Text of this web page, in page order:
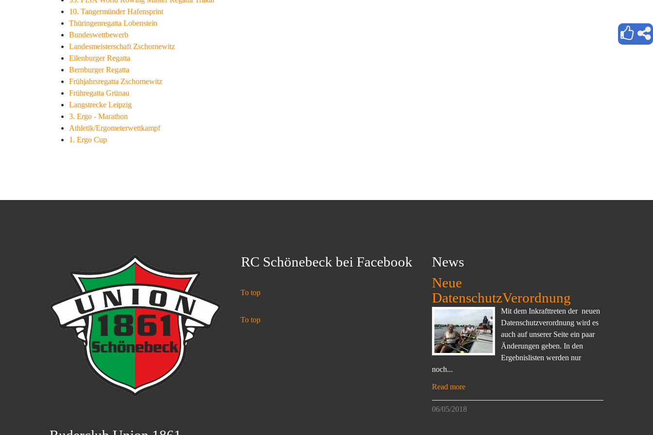
10. Tangermünder Hafensprint
Thüringenregatta Lobenstein
Bundeswettbewerb
Landesmeisterschaft Zschornewitz
Eilenburger Regatta
Bernburger Regatta
Frühjahrsregatta Zschornewitz
Frühregatta Grünau
Langstrecke Leipzig
3. Ergo - Marathon
Athletik/Ergometerwettkampf
1. Ergo Cup
RC Schönebeck bei Facebook
To top
To top
News
Neue
DatenschutzVerordnung
Mit dem Inkrafttreten der neuen
Datenschutzverordnung wird es
auch auf unserer Seite ein paar
Änderungen geben. In den
Ergebnislisten werden nur
noch...
Read more
06/05/2018